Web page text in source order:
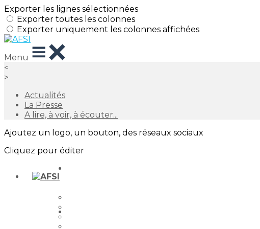
Exporter les lignes sélectionnées
Exporter toutes les colonnes
Exporter uniquement les colonnes affichées
Menu
<
>
Actualités
La Presse
A lire, à voir, à écouter...
Ajoutez un logo, un bouton, des réseaux sociaux
Cliquez pour éditer